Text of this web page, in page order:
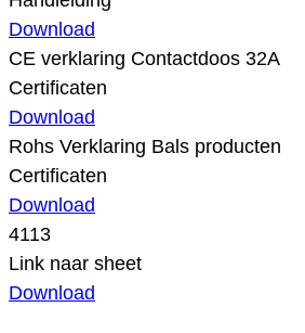
Download
CE verklaring Contactdoos 32A
Certificaten
Download
Rohs Verklaring Bals producten
Certificaten
Download
4113
Link naar sheet
Download